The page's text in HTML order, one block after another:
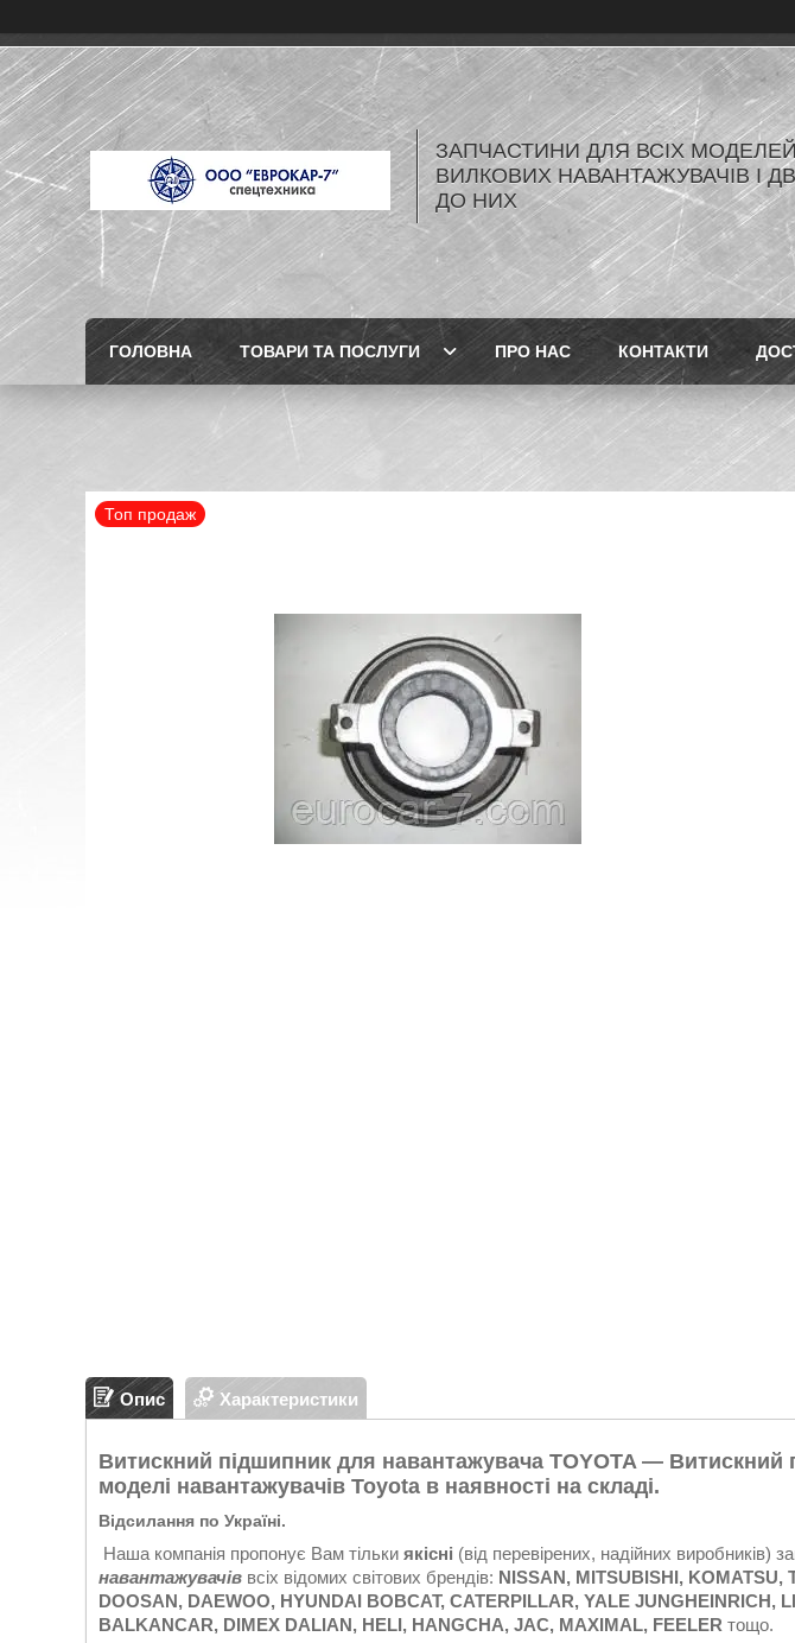
ЗАПЧАСТИНИ ДЛЯ ВСІХ МОДЕЛЕЙ
ВИЛКОВИХ НАВАНТАЖУВАЧІВ І
ДО НИХ
ГОЛОВНА ТОВАРИ ТА ПОСЛУГИ ПРО НАС КОНТАКТИ
Топ продаж
Опис Характеристики
Витискний підшипник для навантажувача TOYOTA — Витискний
моделі навантажувачів Toyota в наявності на складі.
Відсилання по Україні.
Наша компанія пропонує Вам тільки якісні (від перевірених, надійних виробників)
навантажувачів всіх відомих світових брендів: NISSAN, MITSUBISHI, KOMATSU,
DOOSAN, DAEWOO, HYUNDAI BOBCAT, CATERPILLAR, YALE JUNGHEINRICH,
BALKANCAR, DIMEX DALIAN, HELI, HANGCHA, JAC, MAXIMAL, FEELER тощо.